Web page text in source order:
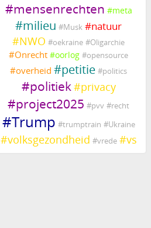
#mensenrechten #meta
#milieu #Musk #natuur
#NWO #oekraine #Oligarchie
#Onrecht #oorlog #opensource
#overheid #petitie #politics
#politiek#privacy
#project2025 #pvv #recht
#Trump #trumptrain #Ukraine
#volksgezondheid #vrede #vs